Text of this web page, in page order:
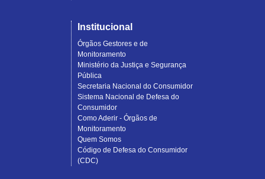
Institucional
Órgãos Gestores e de
Monitoramento
Ministério da Justiça e Segurança
Pública
Secretaria Nacional do Consumidor
Sistema Nacional de Defesa do
Consumidor
Como Aderir - Órgãos de
Monitoramento
Quem Somos
Código de Defesa do Consumidor
(CDC)